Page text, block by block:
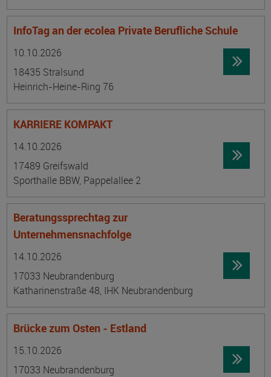
InfoTag an der ecolea Private Berufliche Schule
10.10.2026
18435 Stralsund
Heinrich-Heine-Ring 76
KARRIERE KOMPAKT
14.10.2026
17489 Greifswald
Sporthalle BBW, Pappelallee 2
Beratungssprechtag zur
Unternehmensnachfolge
14.10.2026
17033 Neubrandenburg
Katharinenstraße 48, IHK Neubrandenburg
Brücke zum Osten - Estland
15.10.2026
17033 Neubrandenburg